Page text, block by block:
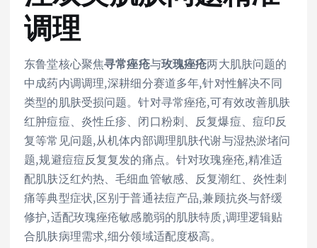
调理
东鲁堂核心聚焦寻常痤疮与玫瑰痤疮两大肌肤问题的
中成药内调调理,深耕细分赛道多年,针对性解决不同
类型的肌肤受损问题。针对寻常痤疮,可有效改善肌肤
红肿痘痘、炎性丘疹、闭口粉刺、反复爆痘、痘印反
复等常见问题,从机体内部调理肌肤代谢与湿热淤堵问
题,规避痘痘反复复发的痛点。针对玫瑰痤疮,精准适
配肌肤泛红灼热、毛细血管敏感、反复潮红、炎性刺
痛等典型症状,区别于普通祛痘产品,兼顾抗炎与舒缓
修护,适配玫瑰痤疮敏感脆弱的肌肤特质,调理逻辑贴
合肌肤病理需求,细分领域适配度极高。